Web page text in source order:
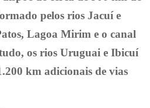
pelos rios Jacuí e
Lagoa Mirim e o canal
os rios Uruguai e Ibicuí
km adicionais de vias